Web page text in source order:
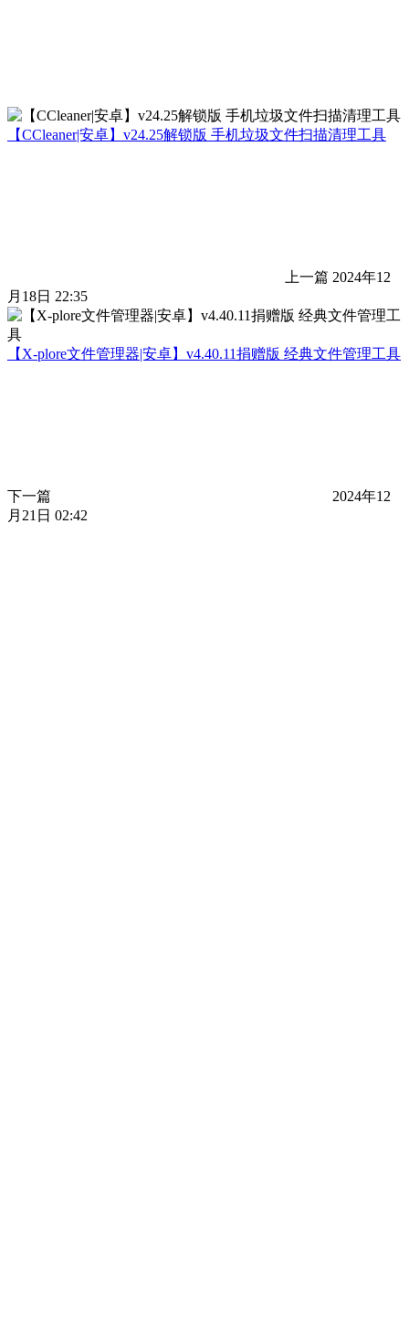
【CCleaner|安卓】v24.25解锁版 手机垃圾文件扫描清理工具
上一篇 2024年12
月18日 22:35
【X-plore文件管理器|安卓】v4.40.11捐赠版 经典文件管理工具
下一篇
2024年12
月21日 02:42